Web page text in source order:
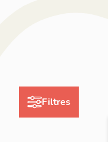
Filtres